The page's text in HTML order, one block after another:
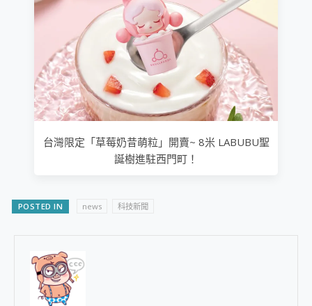
台灣限定「草莓奶昔萌粒」開賣~ 8米 LABUBU聖
誕樹進駐西門町！
POSTED IN news 科技新聞